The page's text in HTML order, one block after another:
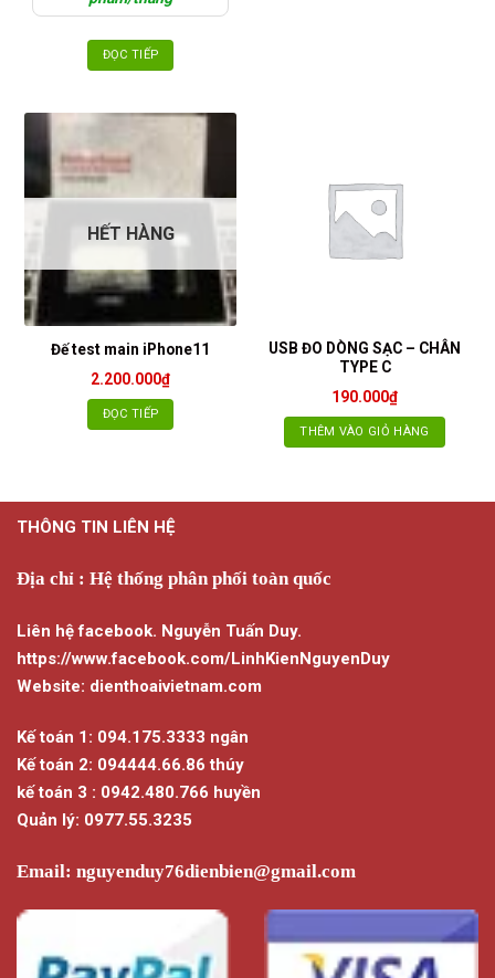
ĐỌC TIẾP
HẾT HÀNG
Đế test main iPhone11
2.200.000₫
ĐỌC TIẾP
USB ĐO DÒNG SẠC – CHÂN
TYPE C
190.000₫
THÊM VÀO GIỎ HÀNG
THÔNG TIN LIÊN HỆ
Địa chỉ : Hệ thống phân phối toàn quốc
Liên hệ facebook. Nguyễn Tuấn Duy.
https://www.facebook.com/LinhKienNguyenDuy
Website: dienthoaivietnam.com
Kế toán 1: 094.175.3333 ngân
Kế toán 2: 094444.66.86 thúy
kế toán 3 : 0942.480.766 huyền
Quản lý: 0977.55.3235
Email: nguyenduy76dienbien@gmail.com